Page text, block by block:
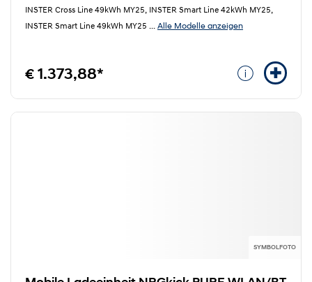
INSTER Cross Line 49kWh MY25, INSTER Smart Line 42kWh MY25,
INSTER Smart Line 49kWh MY25 ... Alle Modelle anzeigen
€ 1.373,88*
SYMBOLFOTO